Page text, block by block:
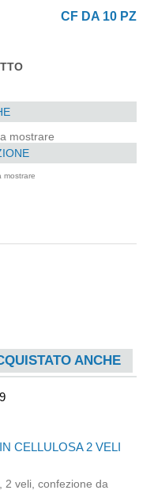
CF DA 10 PZ
mostrare
mostrare
ANCHE
CELLULOSA 2 VELI
2 veli, confezione da